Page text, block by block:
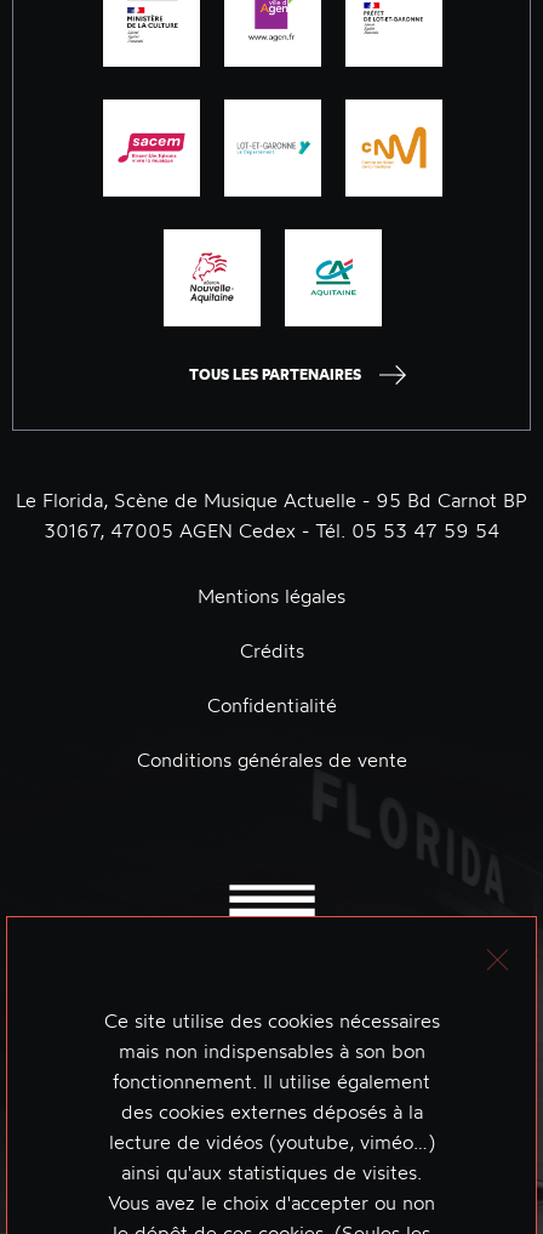
TOUS LES PARTENAIRES
Le Florida, Scène de Musique Actuelle - 95 Bd Carnot BP
30167, 47005 AGEN Cedex - Tél. 05 53 47 59 54
Mentions légales
Crédits
Confidentialité
Conditions générales de vente
Ce site utilise des cookies nécessaires
mais non indispensables à son bon
fonctionnement. Il utilise également
des cookies externes déposés à la
lecture de vidéos (youtube, viméo…)
ainsi qu'aux statistiques de visites.
Vous avez le choix d'accepter ou non